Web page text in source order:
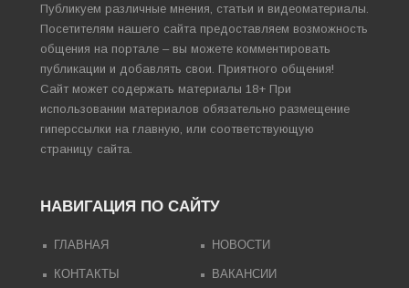
Публикуем различные мнения, статьи и видеоматериалы.
Посетителям нашего сайта предоставляем возможность
общения на портале – вы можете комментировать
публикации и добавлять свои. Приятного общения!
Сайт может содержать материалы 18+ При
использовании материалов обязательно размещение
гиперссылки на главную, или соответствующую
страницу сайта.
НАВИГАЦИЯ ПО САЙТУ
ГЛАВНАЯ НОВОСТИ
КОНТАКТЫ ВАКАНСИИ